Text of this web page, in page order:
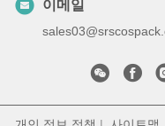
이메일